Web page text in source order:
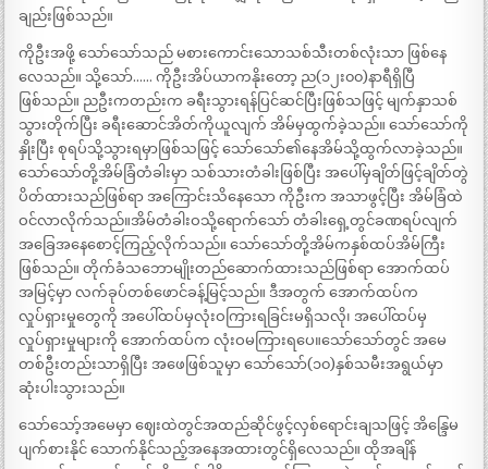
ချည်းဖြစ်သည်။
ကိုဦးအဖို့ သော်သော်သည် မစားကောင်းသောသစ်သီးတစ်လုံးသာ ဖြစ်နေ
လေသည်။ သို့သော်…… ကိုဦးအိပ်ယာကနိုးတော့ ည(၁၂း၀၀)နာရီရှိပြီ
ဖြစ်သည်။ ညဦးကတည်းက ခရီးသွားရန်ပြင်ဆင်ပြီးဖြစ်သဖြင့် မျက်နှာသစ်
သွားတိုက်ပြီး ခရီးဆောင်အိတ်ကိုယူလျက် အိမ်မှထွက်ခဲ့သည်။ သော်သော်ကို
နှိုးပြီး စုရပ်သို့သွားရမှာဖြစ်သဖြင့် သော်သော်၏နေအိမ်သို့ထွက်လာခဲ့သည်။
သော်သော်တို့အိမ်ခြံတံခါးမှာ သစ်သားတံခါးဖြစ်ပြီး အပေါ်မှချိတ်ဖြင့်ချိတ်တွဲ
ပိတ်ထားသည်ဖြစ်ရာ အကြောင်းသိနေသော ကိုဦးက အသာဖွင့်ပြီး အိမ်ခြံထဲ
ဝင်လာလိုက်သည်။အိမ်တံခါးဝသို့ရောက်သော် တံခါးရှေ့တွင်ခဏရပ်လျက်
အခြေအနေစောင့်ကြည့်လိုက်သည်။ သော်သော်တို့အိမ်ကနှစ်ထပ်အိမ်ကြီး
ဖြစ်သည်။ တိုက်ခံသဘောမျိုးတည်ဆောက်ထားသည်ဖြစ်ရာ အောက်ထပ်
အမြင့်မှာ လက်ခုပ်တစ်ဖောင်ခန့်မြင့်သည်။ ဒီအတွက် အောက်ထပ်က
လှုပ်ရှားမှုတွေကို အပေါ်ထပ်မှလုံးဝကြားရခြင်းမရှိသလို၊ အပေါ်ထပ်မှ
လှုပ်ရှားမှုများကို အောက်ထပ်က လုံးဝမကြားရပေ။သော်သော်တွင် အမေ
တစ်ဦးတည်းသာရှိပြီး အဖေဖြစ်သူမှာ သော်သော်(၁၀)နှစ်သမီးအရွယ်မှာ
ဆုံးပါးသွားသည်။
သော်သော့်အမေမှာ ဈေးထဲတွင်အထည်ဆိုင်ဖွင့်လှစ်ရောင်းချသဖြင့် အိန္ဒြေမ
ပျက်စားနိုင် သောက်နိုင်သည့်အနေအထားတွင်ရှိလေသည်။ ထိုအချိန်